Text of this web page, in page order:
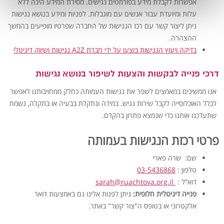
עלות ומיועדת עבור אנשים עם מוגבלות. לפניות ומידע בנושא נגישות
ניתן ליצור קשר עם רכז הנגישות של החברה שפרטיו מופיעים בהמשך
ההצהרה.
בדיקה ויעוץ הנגישות בוצעו על ידי חברת A2Z נגישות ושיווק דיגיטלי
דרכי פנייה לבקשות והצעות לשיפור בנושא נגישות
אנו ממשיכים במאמצים לשפר את נגישות העמותה כחלק ממחויבותנו לאפשר
לכלל האוכלוסייה לקבל שירות נגיש. במידה ונתקלת בבעיה או בתקלה, נשמח
שתעדכנו אותנו כדי שנמצא פתרון בהקדם.
פרטי רכזת הנגישות בעמותה
שם: שרה פארי
טלפון : 03-5436868
דוא”ל :
פנייה דיגיטלית חלופית: ניתן לפנות אלינו גם באמצעות דואר
אלקטרוני או בטופס ה"צור קשר" באתר.